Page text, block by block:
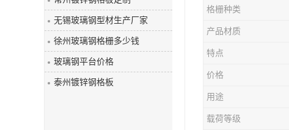
无锡玻璃钢型材生产厂家
徐州玻璃钢格栅多少钱
玻璃钢平台价格
泰州镀锌钢格板
格栅种类
产品材质
特点
价格
用途
载荷等级